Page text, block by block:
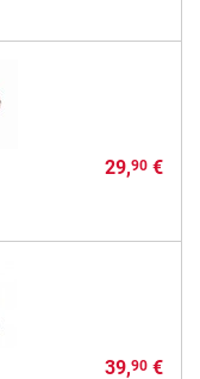
29,90€
39,90€